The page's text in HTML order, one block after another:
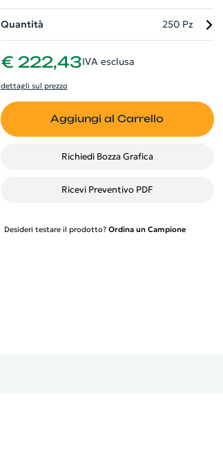
Quantità 250 Pz
€ 222,43IVA esclusa
dettagli sul prezzo
Aggiungi al Carrello
Richiedi Bozza Grafica
Ricevi Preventivo PDF
Desideri testare il prodotto? Ordina un Campione